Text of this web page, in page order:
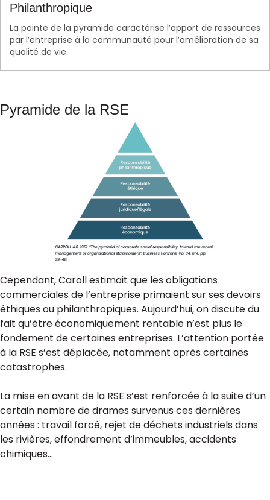
Philanthropique
La pointe de la pyramide caractérise l’apport de ressources
par l’entreprise à la communauté pour l’amélioration de sa
qualité de vie.
Pyramide de la RSE
Cependant, Caroll estimait que les obligations
commerciales de l’entreprise primaient sur ses devoirs
éthiques ou philanthropiques. Aujourd’hui, on discute du
fait qu’être économiquement rentable n’est plus le
fondement de certaines entreprises. L’attention portée
à la RSE s’est déplacée, notamment après certaines
catastrophes.
La mise en avant de la RSE s’est renforcée à la suite d’un
certain nombre de drames survenus ces dernières
années : travail forcé, rejet de déchets industriels dans
les rivières, effondrement d’immeubles, accidents
chimiques…